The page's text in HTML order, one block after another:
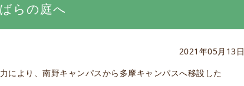
らの庭へ
2021年05月13日
により、南野キャンパスから多摩キャンパスへ移設した